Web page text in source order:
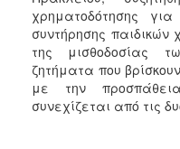
χρηματοδότησης
συντήρησης
της μισθοδοσίας
ζητήματα που
με την
συνεχίζεται από τις